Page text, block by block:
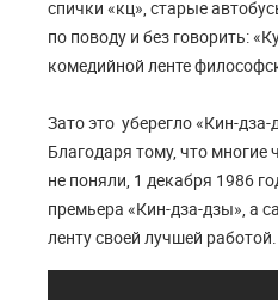
спички «кц», старые
по поводу и без говорить:
комедийной ленте
Зато это уберегло «Кин-дза-
Благодаря тому, что
не поняли, 1 декабря 1986
премьера «Кин-дза-дзы», а
ленту своей лучшей работой.